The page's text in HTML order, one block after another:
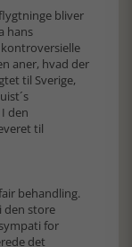
bliver
hans
aner, hvad der
til Sverige,
den
til
behandling.
den store
for
det